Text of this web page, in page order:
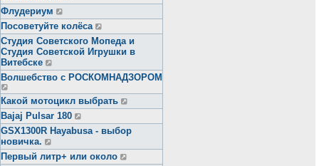
Флудериум
Посоветуйте колёса
Студия Советского Мопеда и
Студия Советской Игрушки в
Витебске
Волшебство с РОСКОМНАДЗОРОМ
Какой мотоцикл выбрать
Bajaj Pulsar 180
GSX1300R Hayabusa - выбор
новичка.
Первый литр+ или около